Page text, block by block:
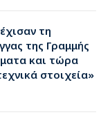
τη
της Γραμμής
και τώρα
στοιχεία»